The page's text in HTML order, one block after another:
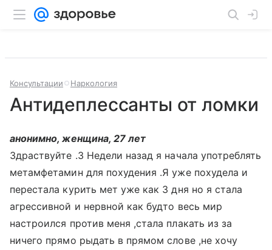
Консультации Наркология
Антидеплессанты от ломки
анонимно, женщина, 27 лет
Здраствуйте .3 Недели назад я начала употреблять
метамфетамин для похудения .Я уже похудела и
перестала курить мет уже как 3 дня но я стала
агрессивной и нервной как будто весь мир
настроился против меня ,стала плакать из за
ничего прямо рыдать в прямом слове ,не хочу